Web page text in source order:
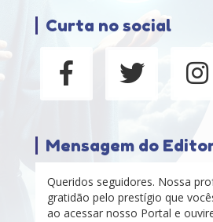
Curta no social
Mensagem do
Queridos seguidores. Nossa
gratidão pelo prestígio que
ao acessar nosso Portal e